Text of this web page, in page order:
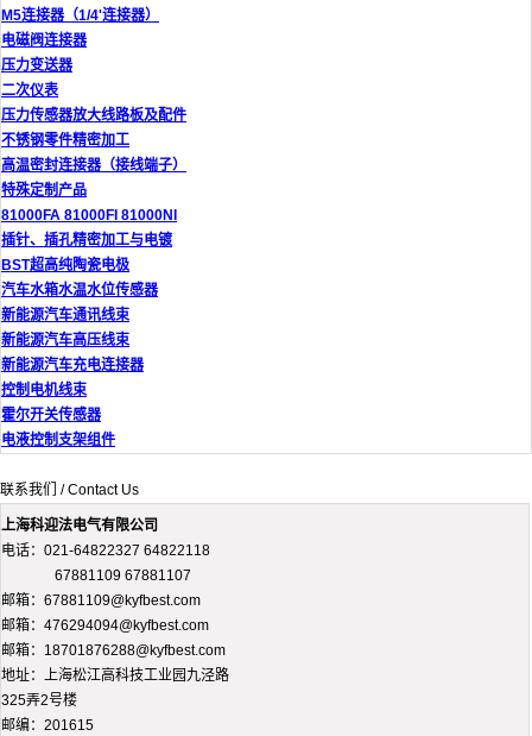
M5连接器（1/4'连接器）
电磁阀连接器
压力变送器
二次仪表
压力传感器放大线路板及配件
不锈钢零件精密加工
高温密封连接器（接线端子）
特殊定制产品
81000FA 81000FI 81000NI
插针、插孔精密加工与电镀
BST超高纯陶瓷电极
汽车水箱水温水位传感器
新能源汽车通讯线束
新能源汽车高压线束
新能源汽车充电连接器
控制电机线束
霍尔开关传感器
电液控制支架组件
联系我们 / Contact Us
上海科迎法电气有限公司
电话：021-64822327 64822118
67881109 67881107
邮箱：67881109@kyfbest.com
邮箱：476294094@kyfbest.com
邮箱：18701876288@kyfbest.com
地址：上海松江高科技工业园九泾路
325弄2号楼
邮编：201615